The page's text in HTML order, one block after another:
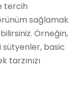
tercih
sağlamak
Örneğin,
sütyenler, basic